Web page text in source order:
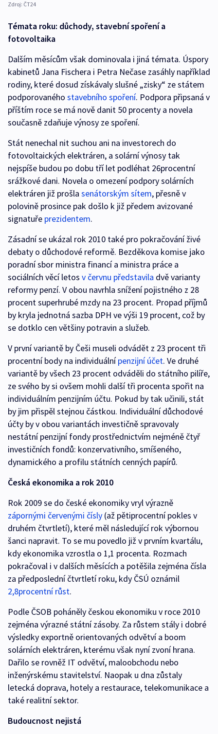
Zdroj: ČT24
Témata roku: důchody, stavební spoření a
fotovoltaika
Dalším měsícům však dominovala i jiná témata. Úspory
kabinetů Jana Fischera i Petra Nečase zasáhly například
rodiny, které dosud získávaly slušné „zisky“ ze státem
podporovaného stavebního spoření. Podpora připsaná v
příštím roce se má nově danit 50 procenty a novela
současně zdaňuje výnosy ze spoření.
Stát nenechal nit suchou ani na investorech do
fotovoltaických elektráren, a solární výnosy tak
nejspíše budou po dobu tří let podléhat 26procentní
srážkové dani. Novela o omezení podpory solárních
elektráren již prošla senátorským sítem, přesně v
polovině prosince pak došlo k již předem avizované
signatuře prezidentem.
Zásadní se ukázal rok 2010 také pro pokračování živé
debaty o důchodové reformě. Bezděkova komise jako
poradní sbor ministra financí a ministra práce a
sociálních věcí letos v červnu představila dvě varianty
reformy penzí. V obou navrhla snížení pojistného z 28
procent superhrubé mzdy na 23 procent. Propad příjmů
by kryla jednotná sazba DPH ve výši 19 procent, což by
se dotklo cen většiny potravin a služeb.
V první variantě by Češi museli odvádět z 23 procent tři
procentní body na individuálnípenzijní účet. Ve druhé
variantě by všech 23 procent odváděli do státního pilíře,
ze svého by si ovšem mohli další tři procenta spořit na
individuálním penzijním účtu. Pokud by tak učinili, stát
by jim přispěl stejnou částkou. Individuální důchodové
účty by v obou variantách investičně spravovaly
nestátní penzijní fondy prostřednictvím nejméně čtyř
investičních fondů: konzervativního, smíšeného,
dynamického a profilu státních cenných papírů.
Česká ekonomika a rok 2010
Rok 2009 se do české ekonomiky vryl výrazně
zápornými červenými čísly (až pětiprocentní pokles v
druhém čtvrtletí), které měl následující rok výbornou
šanci napravit. To se mu povedlo již v prvním kvartálu,
kdy ekonomika vzrostla o 1,1 procenta. Rozmach
pokračoval i v dalších měsících a potěšila zejména čísla
za předposlední čtvrtletí roku, kdy ČSÚ oznámil
2,8procentní růst.
Podle ČSOB poháněly českou ekonomiku v roce 2010
zejména výrazné státní zásoby. Za růstem stály i dobré
výsledky exportně orientovaných odvětví a boom
solárních elektráren, kterému však nyní zvoní hrana.
Dařilo se rovněž IT odvětví, maloobchodu nebo
inženýrskému stavitelství. Naopak u dna zůstaly
letecká doprava, hotely a restaurace, telekomunikace a
také realitní sektor.
Budoucnost nejistá